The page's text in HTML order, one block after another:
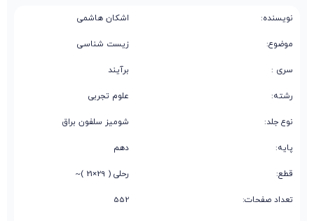
نویسنده: اشکان هاشمی
موضوع: زیست شناسی
سری : برآیند
رشته: علوم تجربی
نوع جلد: شومیز سلفون براق
پایه: دهم
قطع: رحلی ( 29×21 )~
تعداد صفحات: 552